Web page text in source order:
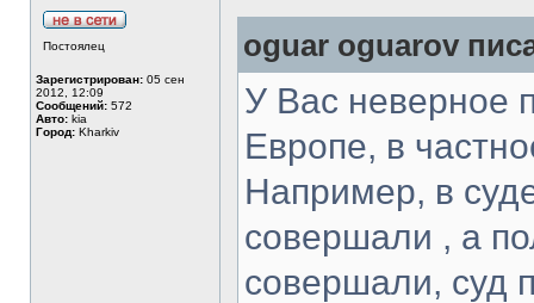
Постоялец
Зарегистрирован: 05 сен
2012, 12:09
Сообщений: 572
Авто: kia
Город: Kharkiv
oguar oguarov
У Вас неверное
Европе, в
Например, в
совершали , а
совершали, суд